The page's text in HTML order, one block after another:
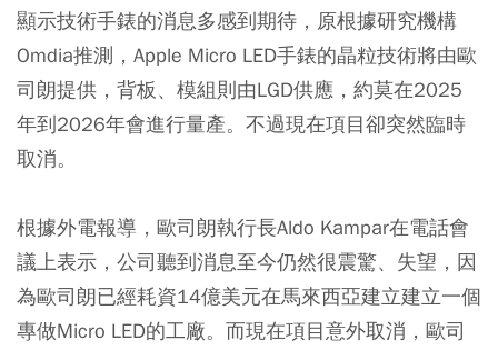
顯示技術手錶的消息多感到期待，原根據研究機構
Omdia推測，Apple Micro LED手錶的晶粒技術將由歐
司朗提供，背板、模組則由LGD供應，約莫在2025
年到2026年會進行量產。不過現在項目卻突然臨時
取消。
根據外電報導，歐司朗執行長Aldo Kampar在電話會
議上表示，公司聽到消息至今仍然很震驚、失望，因
為歐司朗已經耗資14億美元在馬來西亞建立建立一個
專做Micro LED的工廠。而現在項目意外取消，歐司